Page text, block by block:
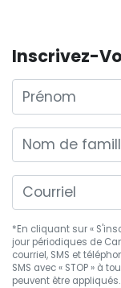
Inscrivez-
Prénom
Nom de famille
*En cliquant sur «
jour périodiques de
courriel, SMS et
SMS avec « STOP » à
peuvent être appliqués.